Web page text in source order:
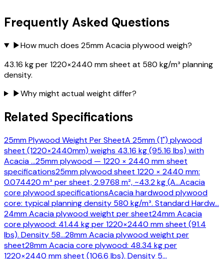
Frequently Asked Questions
▶How much does 25mm Acacia plywood weigh?
43.16 kg per 1220×2440 mm sheet at 580 kg/m³ planning
density.
▶Why might actual weight differ?
Related Specifications
25mm Plywood Weight Per SheetA 25mm (1") plywood
sheet (1220×2440mm) weighs 43.16 kg (95.16 lbs) with
Acacia…25mm plywood — 1220 × 2440 mm sheet
specifications25mm plywood sheet 1220 × 2440 mm:
0.074420 m³ per sheet, 2.9768 m², ~43.2 kg (A…Acacia
core plywood specificationsAcacia hardwood plywood
core: typical planning density 580 kg/m³. Standard Hardw…
24mm Acacia plywood weight per sheet24mm Acacia
core plywood: 41.44 kg per 1220×2440 mm sheet (91.4
lbs). Density 58…28mm Acacia plywood weight per
sheet28mm Acacia core plywood: 48.34 kg per
1220×2440 mm sheet (106.6 lbs). Density 5…